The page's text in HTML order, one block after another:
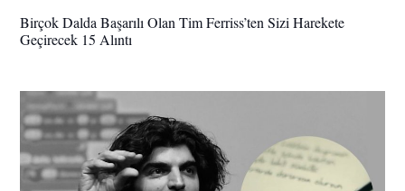
Birçok Dalda Başarılı Olan Tim Ferriss’ten Sizi Harekete
Geçirecek 15 Alıntı